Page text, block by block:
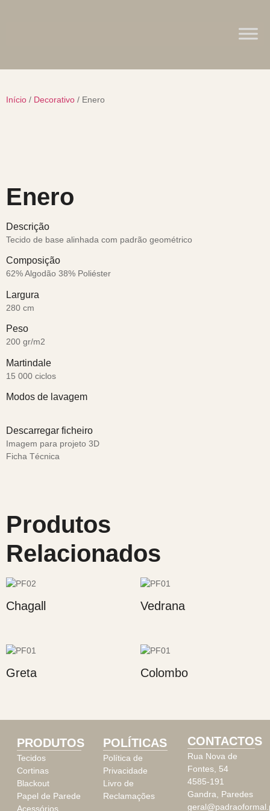
Início / Decorativo / Enero
Enero
Descrição
Tecido de base alinhada com padrão geométrico
Composição
62% Algodão 38% Poliéster
Largura
280 cm
Peso
200 gr/m2
Martindale
15 000 ciclos
Modos de lavagem
Descarregar ficheiro
Imagem para projeto 3D
Ficha Técnica
Produtos
Relacionados
Chagall Vedrana
Greta Colombo
PRODUTOS
Tecidos
Cortinas
Blackout
Papel de Parede
Acessórios
POLÍTICAS
Política de
Privacidade
Livro de
Reclamações
CONTACTOS
Rua Nova de
Fontes, 54
4585-191
Gandra, Paredes